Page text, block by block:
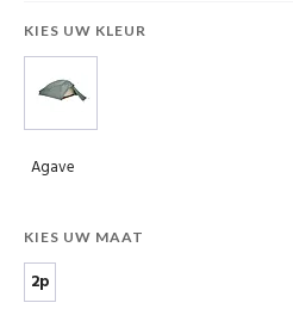
KIES UW KLEUR
Agave
KIES UW MAAT
2p